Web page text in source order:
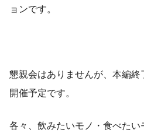
ョンです。
懇親会はありませんが、本編
開催予定です。
各々、飲みたいモノ・食べた